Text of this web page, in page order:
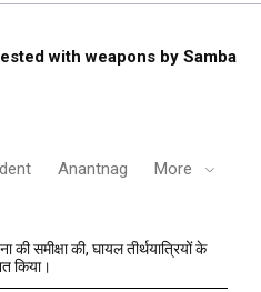
with weapons by Samba
Anantnag More
की समीक्षा की, घायल तीर्थयात्रियों के
किया।